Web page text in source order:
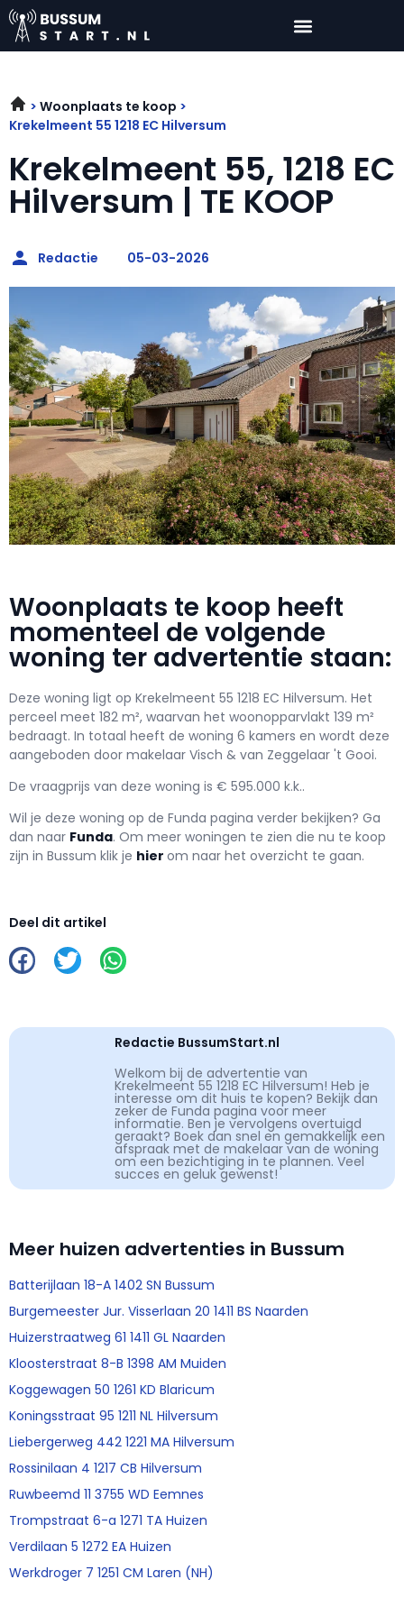
Woonplaats te koop
Krekelmeent 55 1218 EC Hilversum
Krekelmeent 55, 1218 EC
Hilversum | TE KOOP
Redactie 05-03-2026
Woonplaats te koop heeft
momenteel de volgende
woning ter advertentie staan:
Deze woning ligt op Krekelmeent 55 1218 EC Hilversum. Het
perceel meet 182 m², waarvan het woonopparvlakt 139 m²
bedraagt. In totaal heeft de woning 6 kamers en wordt deze
aangeboden door makelaar Visch & van Zeggelaar 't Gooi.
De vraagprijs van deze woning is € 595.000 k.k..
Wil je deze woning op de Funda pagina verder bekijken? Ga
dan naar Funda. Om meer woningen te zien die nu te koop
zijn in Bussum klik je hier om naar het overzicht te gaan.
Deel dit artikel
Redactie BussumStart.nl
Welkom bij de advertentie van
Krekelmeent 55 1218 EC Hilversum! Heb je
interesse om dit huis te kopen? Bekijk dan
zeker de Funda pagina voor meer
informatie. Ben je vervolgens overtuigd
geraakt? Boek dan snel en gemakkelijk een
afspraak met de makelaar van de woning
om een bezichtiging in te plannen. Veel
succes en geluk gewenst!
Meer huizen advertenties in Bussum
Batterijlaan 18-A 1402 SN Bussum
Burgemeester Jur. Visserlaan 20 1411 BS Naarden
Huizerstraatweg 61 1411 GL Naarden
Kloosterstraat 8-B 1398 AM Muiden
Koggewagen 50 1261 KD Blaricum
Koningsstraat 95 1211 NL Hilversum
Liebergerweg 442 1221 MA Hilversum
Rossinilaan 4 1217 CB Hilversum
Ruwbeemd 11 3755 WD Eemnes
Trompstraat 6-a 1271 TA Huizen
Verdilaan 5 1272 EA Huizen
Werkdroger 7 1251 CM Laren (NH)